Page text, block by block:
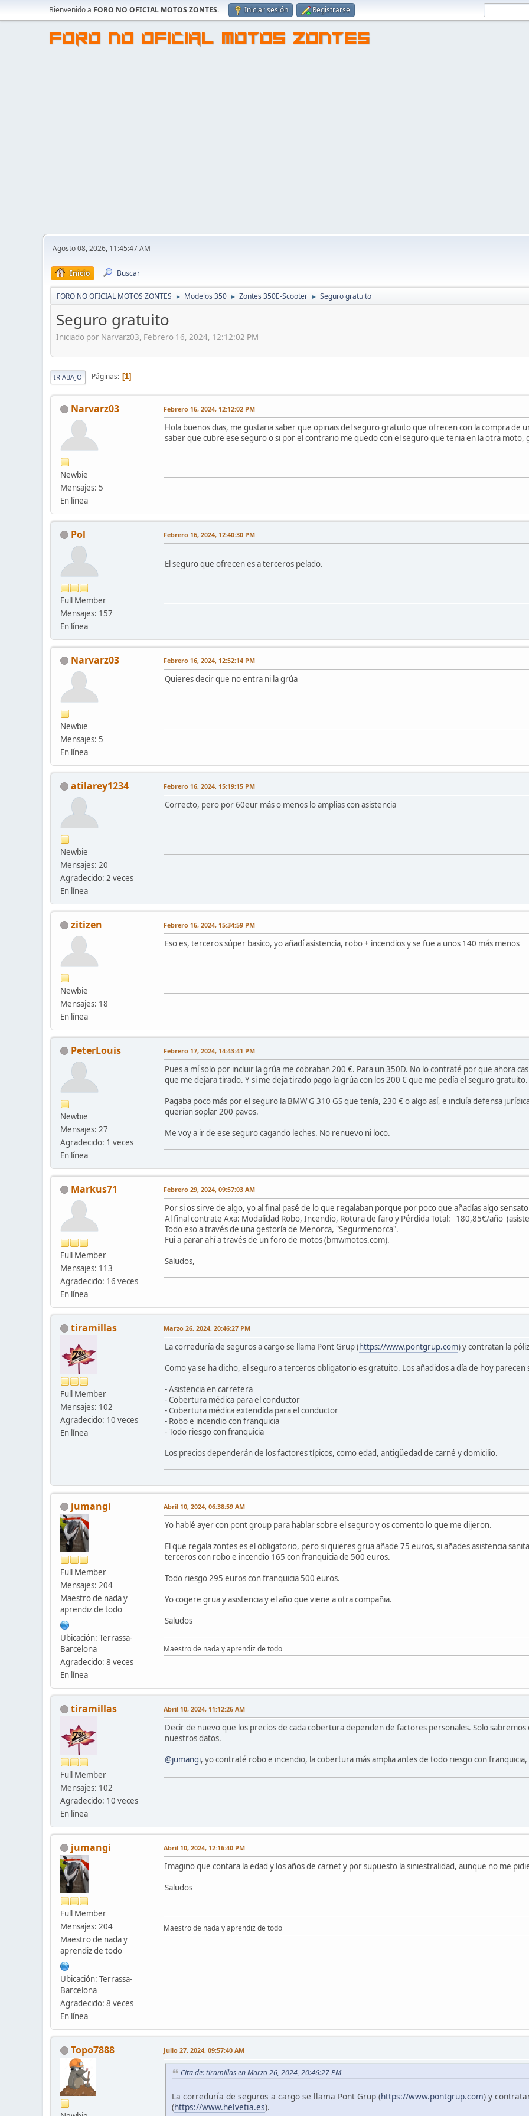
Bienvenido a FORO NO OFICIAL MOTOS ZONTES. Iniciar sesión Registrarse
FORO NO OFICIAL MOTOS ZONTES
Agosto 08, 2026, 11:45:47 AM
Inicio Buscar
FORO NO OFICIAL MOTOS ZONTES ► Modelos 350 ► Zontes 350E-Scooter ► Seguro gratuito
Seguro gratuito
Iniciado por Narvarz03, Febrero 16, 2024, 12:12:02 PM
IR ABAJO Páginas 1
Narvarz03
Newbie
Mensajes: 5
En línea
Febrero 16, 2024, 12:12:02 PM
Hola buenos dias, me gustaria saber que opinais del seguro gratuito que ofrecen con la compra de
saber que cubre ese seguro o si por el contrario me quedo con el seguro que tenia en la otra moto,
Pol
Full Member
Mensajes: 157
En línea
Febrero 16, 2024, 12:40:30 PM
El seguro que ofrecen es a terceros pelado.
Narvarz03
Newbie
Mensajes: 5
En línea
Febrero 16, 2024, 12:52:14 PM
Quieres decir que no entra ni la grúa
atilarey1234
Newbie
Mensajes: 20
Agradecido: 2 veces
En línea
Febrero 16, 2024, 15:19:15 PM
Correcto, pero por 60eur más o menos lo amplias con asistencia
zitizen
Newbie
Mensajes: 18
En línea
Febrero 16, 2024, 15:34:59 PM
Eso es, terceros súper basico, yo añadí asistencia, robo + incendios y se fue a unos 140 más menos
PeterLouis
Newbie
Mensajes: 27
Agradecido: 1 veces
En línea
Febrero 17, 2024, 14:43:41 PM
Pues a mí solo por incluir la grúa me cobraban 200 €. Para un 350D. No lo contraté por que ahora
que me dejara tirado. Y si me deja tirado pago la grúa con los 200 € que me pedía el seguro gratuito.
Pagaba poco más por el seguro la BMW G 310 GS que tenía, 230 € o algo así, e incluía defensa
querían soplar 200 pavos.
Me voy a ir de ese seguro cagando leches. No renuevo ni loco.
Markus71
Full Member
Mensajes: 113
Agradecido: 16 veces
En línea
Febrero 29, 2024, 09:57:03 AM
Por si os sirve de algo, yo al final pasé de lo que regalaban porque por poco que añadías algo
Al final contrate Axa: Modalidad Robo, Incendio, Rotura de faro y Pérdida Total: 180,85€/año
Todo eso a través de una gestoría de Menorca, "Segurmenorca".
Fui a parar ahí a través de un foro de motos (bmwmotos.com).
Saludos,
tiramillas
Full Member
Mensajes: 102
Agradecido: 10 veces
En línea
Marzo 26, 2024, 20:46:27 PM
La correduría de seguros a cargo se llama Pont Grup (https://www.pontgrup.com) y contratan la
Como ya se ha dicho, el seguro a terceros obligatorio es gratuito. Los añadidos a día de hoy parecen
- Asistencia en carretera
- Cobertura médica para el conductor
- Cobertura médica extendida para el conductor
- Robo e incendio con franquicia
- Todo riesgo con franquicia
Los precios dependerán de los factores típicos, como edad, antigüedad de carné y domicilio.
jumangi
Full Member
Mensajes: 204
Maestro de nada y
aprendiz de todo
Ubicación: Terrassa-
Barcelona
Agradecido: 8 veces
En línea
Abril 10, 2024, 06:38:59 AM
Yo hablé ayer con pont group para hablar sobre el seguro y os comento lo que me dijeron.
El que regala zontes es el obligatorio, pero si quieres grua añade 75 euros, si añades asistencia
terceros con robo e incendio 165 con franquicia de 500 euros.
Todo riesgo 295 euros con franquicia 500 euros.
Yo cogere grua y asistencia y el año que viene a otra compañia.
Saludos
Maestro de nada y aprendiz de todo
tiramillas
Full Member
Mensajes: 102
Agradecido: 10 veces
En línea
Abril 10, 2024, 11:12:26 AM
Decir de nuevo que los precios de cada cobertura dependen de factores personales. Solo
nuestros datos.
@jumangi, yo contraté robo e incendio, la cobertura más amplia antes de todo riesgo con
jumangi
Full Member
Mensajes: 204
Maestro de nada y
aprendiz de todo
Ubicación: Terrassa-
Barcelona
Agradecido: 8 veces
En línea
Abril 10, 2024, 12:16:40 PM
Imagino que contara la edad y los años de carnet y por supuesto la siniestralidad, aunque no me
Saludos
Maestro de nada y aprendiz de todo
Topo7888 Julio 27, 2024, 09:57:40 AM
Cita de: tiramillas en Marzo 26, 2024, 20:46:27 PM
La correduría de seguros a cargo se llama Pont Grup (https://www.pontgrup.com) y
(https://www.helvetia.es).